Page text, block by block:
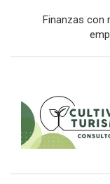
Finanzas con